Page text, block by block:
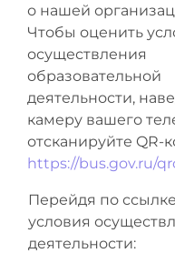
о нашей
Чтобы оценить
осуществления
образовательной
деятельности,
камеру вашего
отсканируйте QR-
https://bus.gov.ru/
Перейдя по
условия
деятельности: